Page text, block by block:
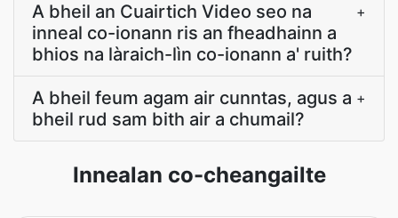
A bheil an Cuairtich Video seo na
inneal co-ionann ris an fheadhainn a
bhios na làraich-lìn co-ionann a' ruith?
+
A bheil feum agam air cunntas, agus a
bheil rud sam bith air a chumail?
+
Innealan co-cheangailte